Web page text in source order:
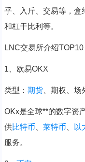
乎、入斤、交易等，盒
和杠干比利等。
LNC交易所介绍TOP10
1、欧易OKX
类型： 期货、期权、场
OKx是全球**的数字资
供比特币 莱特币 以
服务。